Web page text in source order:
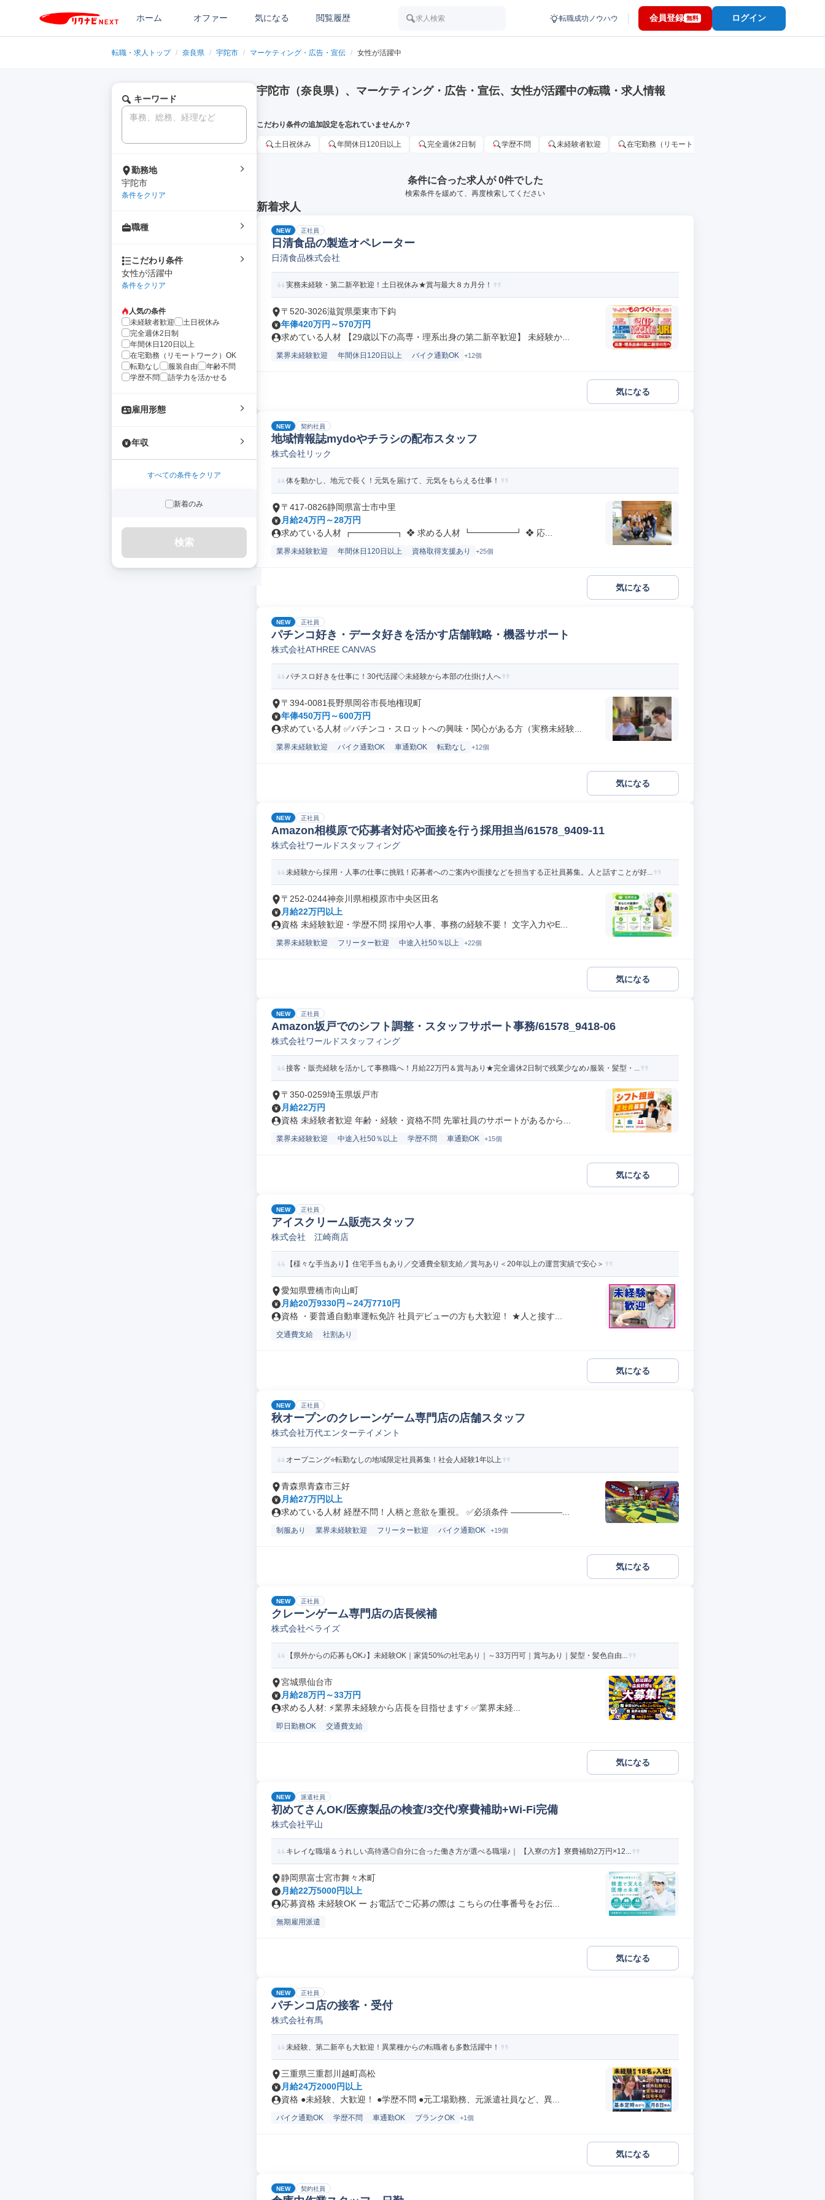
ホーム オファー 気になる 閲覧履歴 求人検索 転職成功ノウハウ 会員登録 無料 ログイン
転職・求人トップ / 奈良県 / 宇陀市 / マーケティング・広告・宣伝 / 女性が活躍中
キーワード
勤務地
宇陀市
条件をクリア
職種
こだわり条件
女性が活躍中
条件をクリア
人気の条件
未経験者歓迎
土日祝休み
完全週休2日制
年間休日120日以上
在宅勤務（リモートワーク）OK
転勤なし
服装自由
年齢不問
学歴不問
語学力を活かせる
雇用形態
年収
すべての条件をクリア
新着のみ
検索
宇陀市（奈良県）、マーケティング・広告・宣伝、女性が活躍中の転職・求人情報
こだわり条件の追加設定を忘れていませんか？
土日祝休み 年間休日120日以上 完全週休2日制 学歴不問 未経験者歓迎 在宅勤務（リモートワーク）OK
条件に合った求人が 0件でした
検索条件を緩めて、再度検索してください
新着求人
NEW 正社員
日清食品の製造オペレーター
日清食品株式会社
実務未経験・第二新卒歓迎！土日祝休み★賞与最大８カ月分！
〒520-3026滋賀県栗東市下鈎
年俸420万円～570万円
求めている人材 【29歳以下の高専・理系出身の第二新卒歓迎】 未経験か...
業界未経験歓迎 年間休日120日以上 バイク通勤OK +12個
気になる
NEW 契約社員
地域情報誌mydoやチラシの配布スタッフ
株式会社リック
体を動かし、地元で長く！元気を届けて、元気をもらえる仕事！
〒417-0826静岡県富士市中里
月給24万円～28万円
求めている人材 ┏━━━━━┓ ❖ 求める人材 ┗━━━━━┛ ❖ 応...
業界未経験歓迎 年間休日120日以上 資格取得支援あり +25個
気になる
NEW 正社員
パチンコ好き・データ好きを活かす店舗戦略・機器サポート
株式会社ATHREE CANVAS
パチスロ好きを仕事に！30代活躍◇未経験から本部の仕掛け人へ
〒394-0081長野県岡谷市長地権現町
年俸450万円～600万円
求めている人材 ✅パチンコ・スロットへの興味・関心がある方（実務未経験...
業界未経験歓迎 バイク通勤OK 車通勤OK 転勤なし +12個
気になる
NEW 正社員
Amazon相模原で応募者対応や面接を行う採用担当/61578_9409-11
株式会社ワールドスタッフィング
未経験から採用・人事の仕事に挑戦！応募者へのご案内や面接などを担当する正社員募集。人と話すことが好...
〒252-0244神奈川県相模原市中央区田名
月給22万円以上
資格 未経験歓迎・学歴不問 採用や人事、事務の経験不要！ 文字入力やE...
業界未経験歓迎 フリーター歓迎 中途入社50％以上 +22個
気になる
NEW 正社員
Amazon坂戸でのシフト調整・スタッフサポート事務/61578_9418-06
株式会社ワールドスタッフィング
接客・販売経験を活かして事務職へ！月給22万円＆賞与あり★完全週休2日制で残業少なめ♪服装・髪型・...
〒350-0259埼玉県坂戸市
月給22万円
資格 未経験者歓迎 年齢・経験・資格不問 先輩社員のサポートがあるから...
業界未経験歓迎 中途入社50％以上 学歴不問 車通勤OK +15個
気になる
NEW 正社員
アイスクリーム販売スタッフ
株式会社 江崎商店
【様々な手当あり】住宅手当もあり／交通費全額支給／賞与あり＜20年以上の運営実績で安心＞
愛知県豊橋市向山町
月給20万9330円～24万7710円
資格 ・要普通自動車運転免許 社員デビューの方も大歓迎！ ★人と接す...
交通費支給 社割あり
気になる
NEW 正社員
秋オープンのクレーンゲーム専門店の店舗スタッフ
株式会社万代エンターテイメント
オープニング⭐転勤なしの地域限定社員募集！社会人経験1年以上
青森県青森市三好
月給27万円以上
求めている人材 経歴不問！人柄と意欲を重視。 ✅必須条件 ――――――...
制服あり 業界未経験歓迎 フリーター歓迎 バイク通勤OK +19個
気になる
NEW 正社員
クレーンゲーム専門店の店長候補
株式会社ベライズ
【県外からの応募もOK♪】未経験OK｜家賃50%の社宅あり｜～33万円可｜賞与あり｜髪型・髪色自由...
宮城県仙台市
月給28万円～33万円
求める人材: ⚡️業界未経験から店長を目指せます⚡️ ✅️業界未経...
即日勤務OK 交通費支給
気になる
NEW 派遣社員
初めてさんOK/医療製品の検査/3交代/寮費補助+Wi-Fi完備
株式会社平山
キレイな職場＆うれしい高待遇◎自分に合った働き方が選べる職場♪｜ 【入寮の方】寮費補助2万円×12...
静岡県富士宮市舞々木町
月給22万5000円以上
応募資格 未経験OK ー お電話でご応募の際は こちらの仕事番号をお伝...
無期雇用派遣
気になる
NEW 正社員
パチンコ店の接客・受付
株式会社有馬
未経験、第二新卒も大歓迎！異業種からの転職者も多数活躍中！
三重県三重郡川越町高松
月給24万2000円以上
資格 ●未経験、大歓迎！ ●学歴不問 ●元工場勤務、元派遣社員など、異...
バイク通勤OK 学歴不問 車通勤OK ブランクOK +1個
気になる
NEW 契約社員